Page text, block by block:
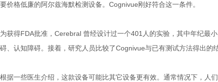
要价格低廉的阿尔兹海默检测设备。Cognivue刚好符合这一条件。
为获得FDA批准，Cerebral 曾经设计过一个401人的实验，其中年纪最
碍、认知障碍。接着，研究人员比较了Cognivue与已有测试方法得出
根据一些医生介绍，这款设备可能比其它设备更有效。通常情况下，人